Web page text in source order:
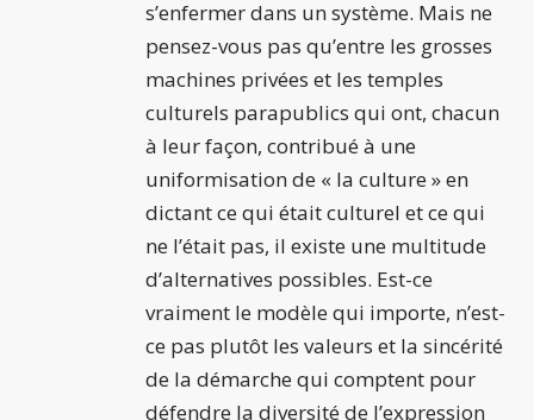
s’enfermer dans un système. Mais ne
pensez-vous pas qu’entre les grosses
machines privées et les temples
culturels parapublics qui ont, chacun
à leur façon, contribué à une
uniformisation de « la culture » en
dictant ce qui était culturel et ce qui
ne l’était pas, il existe une multitude
d’alternatives possibles. Est-ce
vraiment le modèle qui importe, n’est-
ce pas plutôt les valeurs et la sincérité
de la démarche qui comptent pour
défendre la diversité de l’expression